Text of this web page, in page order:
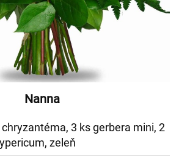
Nanna
chryzantéma, 3 ks gerbera mini, 2
zeleň